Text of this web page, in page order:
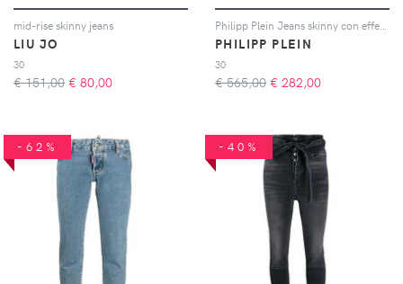
mid-rise skinny jeans
LIU JO
30
€ 151,00 € 80,00
Philipp Plein Jeans skinny con effetto vissuto - Nero
PHILIPP PLEIN
30
€ 565,00 € 282,00
-62% -40%